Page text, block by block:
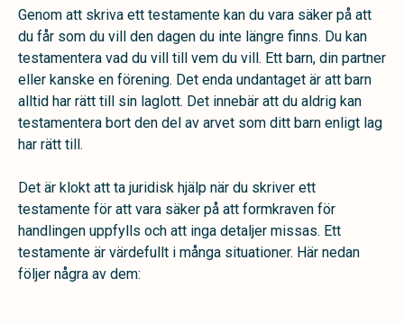
Genom att skriva ett testamente kan du vara säker på att
du får som du vill den dagen du inte längre finns. Du kan
testamentera vad du vill till vem du vill. Ett barn, din partner
eller kanske en förening. Det enda undantaget är att barn
alltid har rätt till sin laglott. Det innebär att du aldrig kan
testamentera bort den del av arvet som ditt barn enligt lag
har rätt till.
Det är klokt att ta juridisk hjälp när du skriver ett
testamente för att vara säker på att formkraven för
handlingen uppfylls och att inga detaljer missas. Ett
testamente är värdefullt i många situationer. Här nedan
följer några av dem: